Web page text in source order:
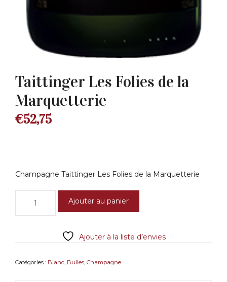
Taittinger Les Folies de la
Marquetterie
€52,75
Champagne Taittinger Les Folies de la Marquetterie
Taittinger
la
Ajouter au panier
Ajouter à la liste d’envies
Catégories : Blanc, Bulles, Champagne